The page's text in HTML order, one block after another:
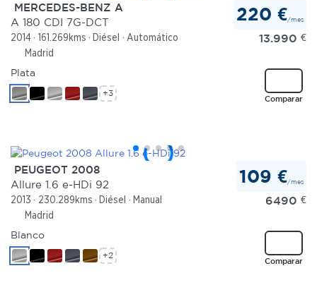
MERCEDES-BENZ A
A 180 CDI 7G-DCT
2014 161.269kms Diésel
Automático
Madrid
220 €/mes
13.990 €
Comparar
Plata
+3
PEUGEOT 2008
Allure 1.6 e-HDi 92
2013 230.289kms Diésel
Manual
Madrid
109 €/mes
6490 €
Comparar
Blanco
+2